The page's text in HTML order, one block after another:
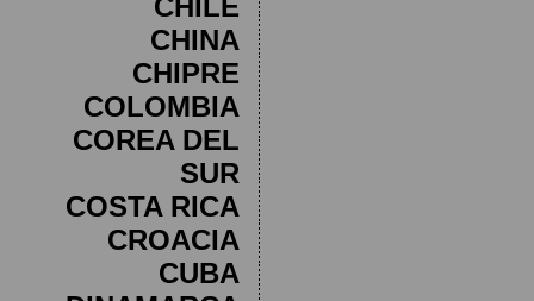
CHILE
CHINA
CHIPRE
COLOMBIA
COREA DEL
SUR
COSTA RICA
CROACIA
CUBA